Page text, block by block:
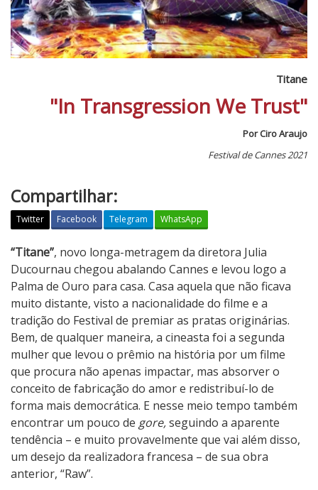
Titane
"In Transgression We Trust"
Por Ciro Araujo
Festival de Cannes 2021
Compartilhar:
Twitter Facebook Telegram WhatsApp
T
i
t
a
n
e
“Titane”, novo longa-metragem da diretora Julia
Ducournau chegou abalando Cannes e levou logo a
Palma de Ouro para casa. Casa aquela que não ficava
muito distante, visto a nacionalidade do filme e a
tradição do Festival de premiar as pratas originárias.
Bem, de qualquer maneira, a cineasta foi a segunda
mulher que levou o prêmio na história por um filme
que procura não apenas impactar, mas absorver o
conceito de fabricação do amor e redistribuí-lo de
forma mais democrática. E nesse meio tempo também
encontrar um pouco de gore,seguindo a aparente
tendência – e muito provavelmente que vai além disso,
um desejo da realizadora francesa – de sua obra
anterior, “Raw”.